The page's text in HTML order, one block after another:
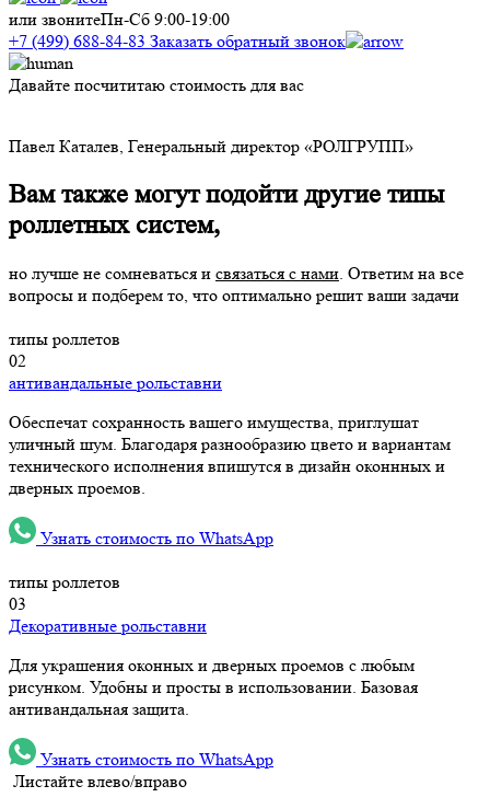
или звонитеПн-Сб 9:00-19:00
+7 (499) 688-84-83 Заказать обратный звонок
Давайте посчититаю стоимость для вас
Павел Каталев, Генеральный директор «РОЛГРУПП»
Вам также могут подойти другие типы
роллетных систем,
но лучше не сомневаться и связаться с нами . Ответим на все
вопросы и подберем то, что оптимально решит ваши задачи
типы роллетов
02
антивандальные рольставни
Обеспечат сохранность вашего имущества, приглушат
уличный шум. Благодаря разнообразию цвето и вариантам
технического исполнения впишутся в дизайн оконнных и
дверных проемов.
Узнать стоимость по WhatsApp
типы роллетов
03
Декоративные рольставни
Для украшения оконных и дверных проемов с любым
рисунком. Удобны и просты в использовании. Базовая
антивандальная защита.
Узнать стоимость по WhatsApp
Листайте влево/вправо